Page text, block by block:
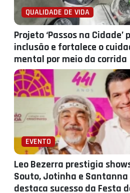
QUALIDADE DE VIDA
Projeto ‘Passos na Cidade’
inclusão e fortalece o
mental por meio da corrida
EVENTO
Leo Bezerra prestigia
Souto, Jotinha e Santanna
destaca sucesso da Festa